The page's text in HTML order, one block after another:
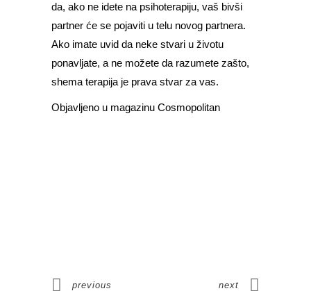
da, ako ne idete na psihoterapiju, vaš bivši
partner će se pojaviti u telu novog partnera.
Ako imate uvid da neke stvari u životu
ponavljate, a ne možete da razumete zašto,
shema terapija je prava stvar za vas.
Objavljeno u magazinu Cosmopolitan
previous next